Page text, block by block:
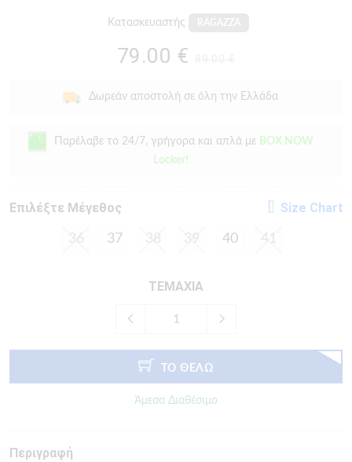
Κατασκευαστής
79.00 €
Δωρεάν αποστολή σε όλη την Ελλάδα
Παρέλαβε το 24/7, γρήγορα και απλά με BOX NOW
Locker!
Eπιλέξτε Μέγεθος Size Chart
36 37 38 39 40 41
ΤΕΜΑΧΙΑ
ΤΟ ΘΕΛΩ
Άμεσα Διαθέσιμο
Περιγραφή